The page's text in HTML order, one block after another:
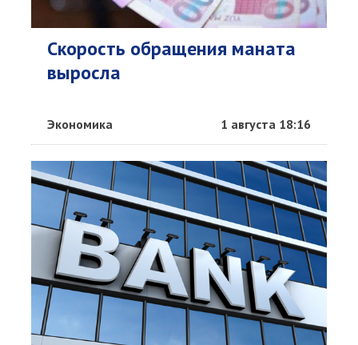
Скорость обращения маната
выросла
Экономика 1 августа 18:16